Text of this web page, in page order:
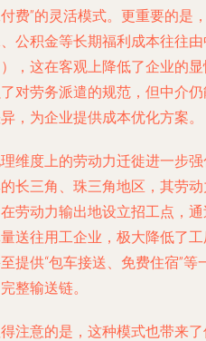
费”的灵活模式。更重要的是
公积金等长期福利成本往往
，这在客观上降低了企业的
对劳务派遣的规范，但中介
，为企业提供成本优化方案。
维度上的劳动力迁徙进一步
长三角、珠三角地区，其劳
劳动力输出地设立招工点，
送往用工企业，极大降低了
提供“包车接送、免费住宿”
整输送链。
注意的是，这种模式也带来